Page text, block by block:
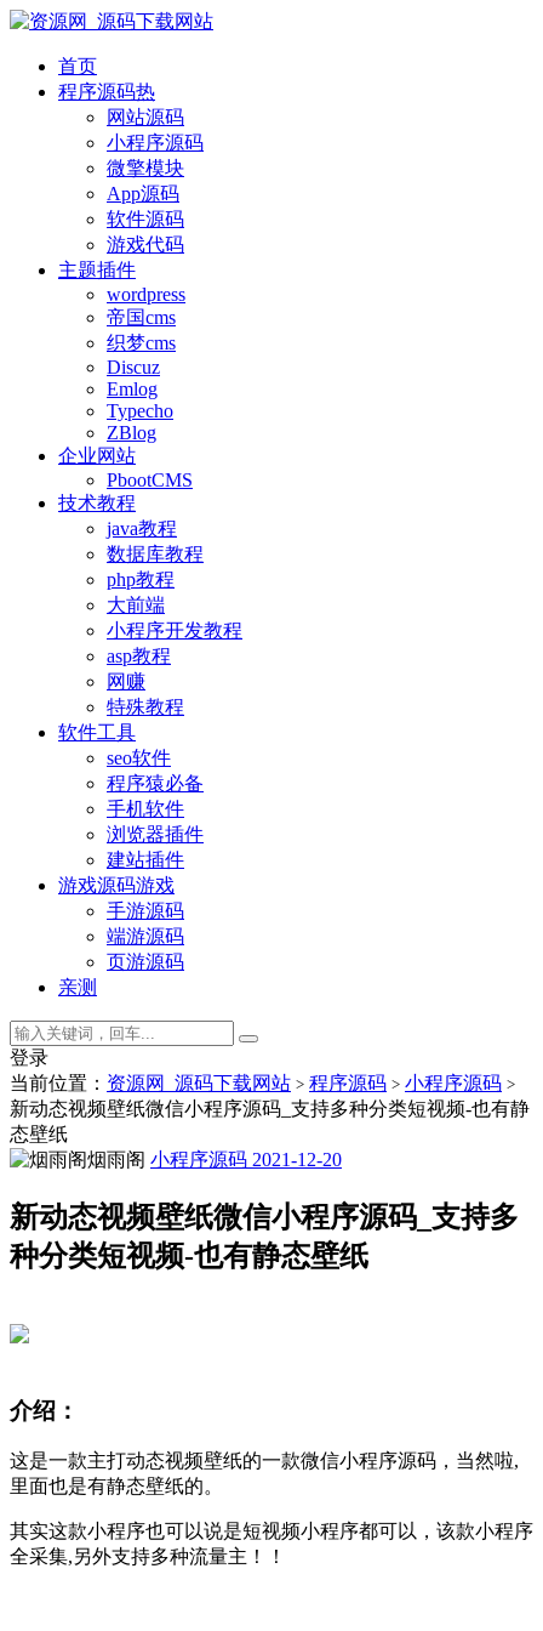
首页
程序源码热
网站源码
小程序源码
微擎模块
App源码
软件源码
游戏代码
主题插件
wordpress
帝国cms
织梦cms
Discuz
Emlog
Typecho
ZBlog
企业网站
PbootCMS
技术教程
java教程
数据库教程
php教程
大前端
小程序开发教程
asp教程
网赚
特殊教程
软件工具
seo软件
程序猿必备
手机软件
浏览器插件
建站插件
游戏源码游戏
手游源码
端游源码
页游源码
亲测
登录
当前位置： 资源网_源码下载网站 > 程序源码 > 小程序源码 >
新动态视频壁纸微信小程序源码_支持多种分类短视频-也有静
态壁纸
烟雨阁 小程序源码 2021-12-20
新动态视频壁纸微信小程序源码_支持多
种分类短视频-也有静态壁纸
介绍：
这是一款主打动态视频壁纸的一款微信小程序源码，当然啦,
里面也是有静态壁纸的。
其实这款小程序也可以说是短视频小程序都可以，该款小程序
全采集,另外支持多种流量主！！